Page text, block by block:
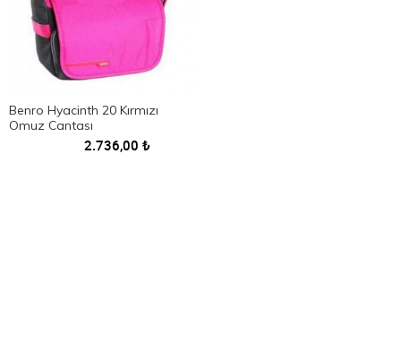
Benro Hyacinth 20 Kırmızı
Omuz Çantası
2.736,00 ₺